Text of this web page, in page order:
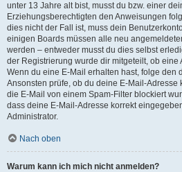
unter 13 Jahre alt bist, musst du bzw. einer
Erziehungsberechtigten den Anweisungen
dies nicht der Fall ist, muss dein
einigen Boards müssen alle neu
werden – entweder musst du dies selbst
der Registrierung wurde dir mitgeteilt, ob eine
Wenn du eine E-Mail erhalten hast, folge den
Ansonsten prüfe, ob du deine E-Mail-
die E-Mail von einem Spam-Filter blockiert
dass deine E-Mail-Adresse korrekt
Administrator.
Nach oben
Warum kann ich mich nicht anmelden?